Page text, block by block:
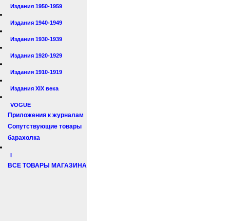
Издания 1950-1959
Издания 1940-1949
Издания 1930-1939
Издания 1920-1929
Издания 1910-1919
Издания XIX века
VOGUE
Приложения к журналам
Сопутствующие товары
барахолка
I
ВСЕ ТОВАРЫ МАГАЗИНА